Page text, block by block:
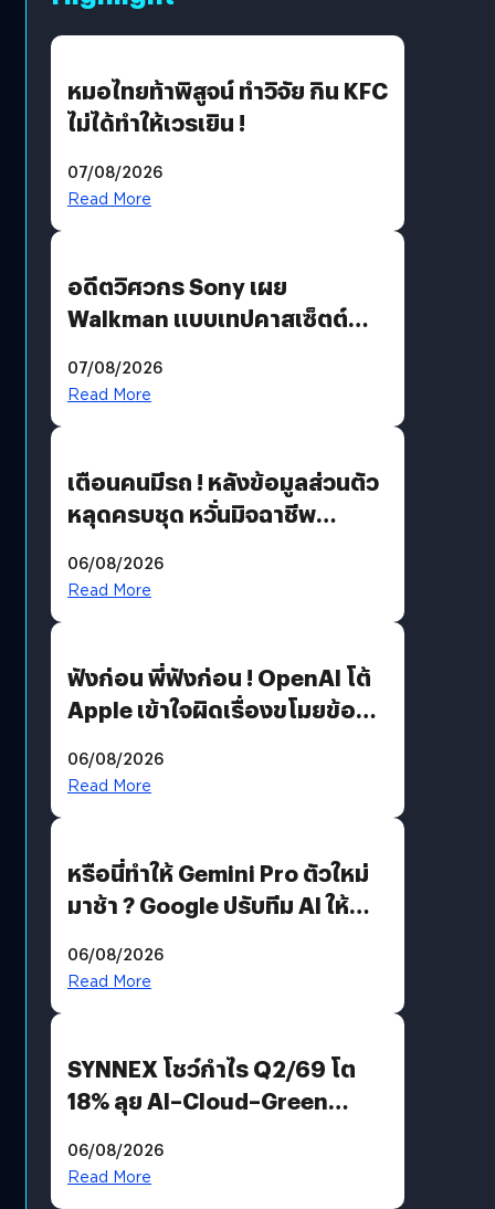
หมอไทยท้าพิสูจน์ ทำวิจัย กิน KFC
ไม่ได้ทำให้เวรเยิน !
07/08/2026
Read More
อดีตวิศวกร Sony เผย
Walkman แบบเทปคาสเซ็ตต์
07/08/2026
Read More
เตือนคนมีรถ ! หลังข้อมูลส่วนตัว
หลุดครบชุด หวั่นมิจฉาชีพ
รหัสผ่านหลุด ไม่ใช่แฮกเกอร์
06/08/2026
Read More
ฟังก่อน พี่ฟังก่อน ! OpenAI โต้
Apple เข้าใจผิดเรื่องขโมยข้อมูล
06/08/2026
Read More
หรือนี่ทำให้ Gemini Pro ตัวใหม่
มาช้า ? Google ปรับทีม AI ให้
AGI
06/08/2026
Read More
SYNNEX โชว์กำไร Q2/69 โต
18% ลุย AI–Cloud–Green
Revenue เร่งเครื่อง New
06/08/2026
Read More